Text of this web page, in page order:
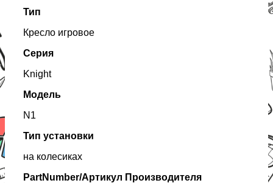
Тип
Кресло игровое
Серия
Knight
Модель
N1
Тип установки
на колесиках
PartNumber/Артикул Производителя